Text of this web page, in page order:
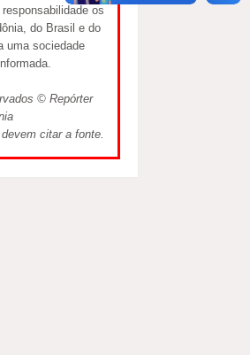
os
do Brasil e do
uma sociedade
© Repórter
citar a fonte.